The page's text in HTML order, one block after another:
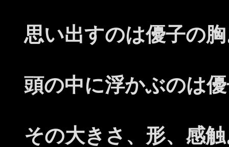
思い出すのは優子の
頭の中に浮かぶのは
その大きさ、形、感触